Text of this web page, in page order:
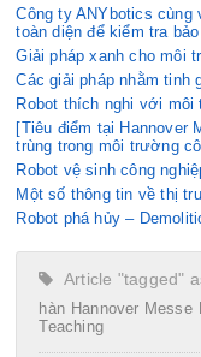
Công ty ANYbotics cùng
toàn diện để kiểm tra
Giải pháp xanh cho môi
Các giải pháp nhằm tinh
Robot thích nghi với
[Tiêu điểm tại Hannover
trùng trong môi trường
Robot vệ sinh công
Một số thông tin về thị
Robot phá hủy –
Article "tagged"
hàn Hannover Messe
Teaching